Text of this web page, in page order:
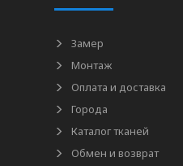
Замер
Монтаж
Оплата и доставка
Города
Каталог тканей
Обмен и возврат